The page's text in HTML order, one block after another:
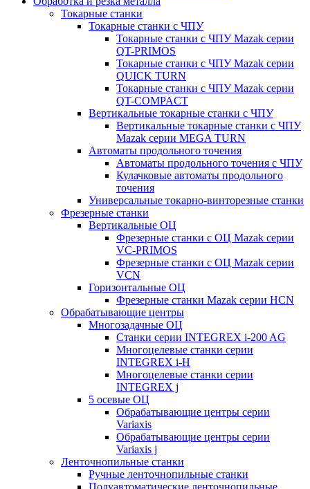
Токарные станки
Токарные станки с ЧПУ
Токарные станки с ЧПУ Mazak серии
QT-PRIMOS
Токарные станки с ЧПУ Mazak серии
QUICK TURN
Токарные станки с ЧПУ Mazak серии
QT-COMPACT
Вертикальные токарные станки с ЧПУ
Вертикальные токарные станки с ЧПУ
Mazak серии MEGA TURN
Автоматы продольного точения
Автоматы продольного точения с ЧПУ
Кулачковые автоматы продольного
точения
Универсальные токарно-винторезные станки
Фрезерные станки
Вертикальные ОЦ
Фрезерные станки с ОЦ Mazak серии
VC-PRIMOS
Фрезерные станки с ОЦ Mazak серии
VCN
Горизонтальные ОЦ
Фрезерные станки Mazak серии HCN
Обрабатывающие центры
Многозадачные ОЦ
Cтанки серии INTEGREX i-200 AG
Многоцелевые станки серии
INTEGREX i-H
Многоцелевые станки серии
INTEGREX j
5 осевые ОЦ
Обрабатывающие центры серии
Variaxis
Обрабатывающие центры серии
Variaxis j
Ленточнопильные станки
Ручные ленточнопильные станки
Полуавтоматические ленточнопильные